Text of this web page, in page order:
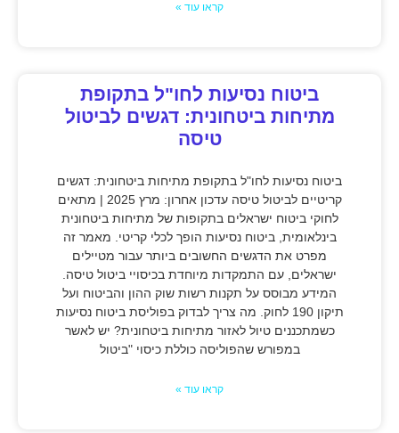
קראו עוד »
ביטוח נסיעות לחו"ל בתקופת
מתיחות ביטחונית: דגשים לביטול
טיסה
ביטוח נסיעות לחו"ל בתקופת מתיחות ביטחונית: דגשים
קריטיים לביטול טיסה עדכון אחרון: מרץ 2025 | מתאים
לחוקי ביטוח ישראלים בתקופות של מתיחות ביטחונית
בינלאומית, ביטוח נסיעות הופך לכלי קריטי. מאמר זה
מפרט את הדגשים החשובים ביותר עבור מטיילים
ישראלים, עם התמקדות מיוחדת בכיסויי ביטול טיסה.
המידע מבוסס על תקנות רשות שוק ההון והביטוח ועל
תיקון 190 לחוק. מה צריך לבדוק בפוליסת ביטוח נסיעות
כשמתכננים טיול לאזור מתיחות ביטחונית? יש לאשר
במפורש שהפוליסה כוללת כיסוי "ביטול
קראו עוד »